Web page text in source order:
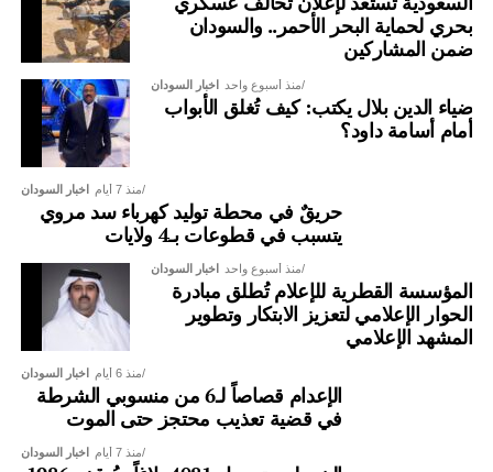
بحري لحماية البحر الأحمر.. والسودان
ضمن المشاركين
اخبار السودان منذ أسبوع واحد
ضياء الدين بلال يكتب: كيف تُغلق الأبواب
أمام أسامة داود؟
اخبار السودان منذ 7 أيام
حريقٌ في محطة توليد كهرباء سد مروي
يتسبب في قطوعات بـ4 ولايات
اخبار السودان منذ أسبوع واحد
المؤسسة القطرية للإعلام تُطلق مبادرة
الحوار الإعلامي لتعزيز الابتكار وتطوير
المشهد الإعلامي
اخبار السودان منذ 6 أيام
الإعدام قصاصاً لـ6 من منسوبي الشرطة
في قضية تعذيب محتجز حتى الموت
اخبار السودان منذ 7 أيام